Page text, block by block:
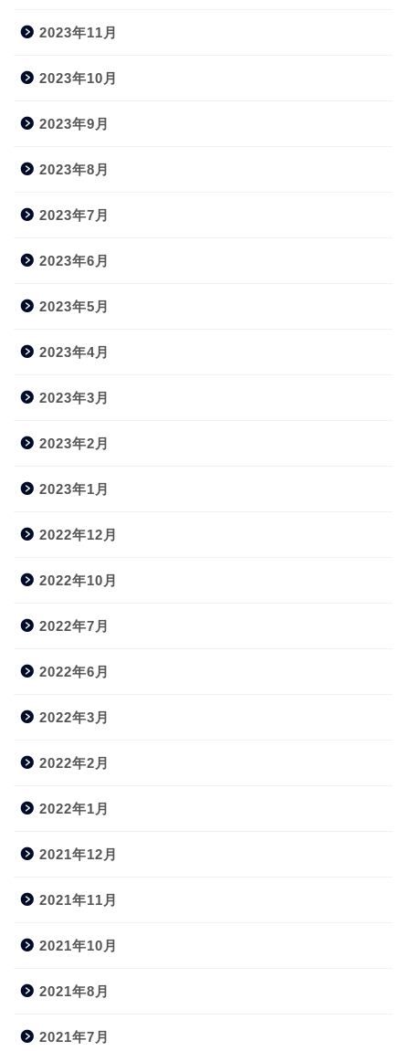
2023年11月
2023年10月
2023年9月
2023年8月
2023年7月
2023年6月
2023年5月
2023年4月
2023年3月
2023年2月
2023年1月
2022年12月
2022年10月
2022年7月
2022年6月
2022年3月
2022年2月
2022年1月
2021年12月
2021年11月
2021年10月
2021年8月
2021年7月